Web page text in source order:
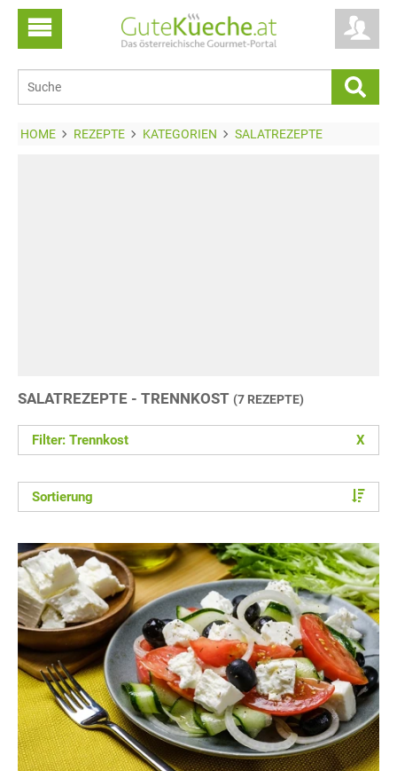
HOME REZEPTE KATEGORIEN SALATREZEPTE
SALATREZEPTE - TRENNKOST (7 REZEPTE)
Filter: Trennkost X
Sortierung